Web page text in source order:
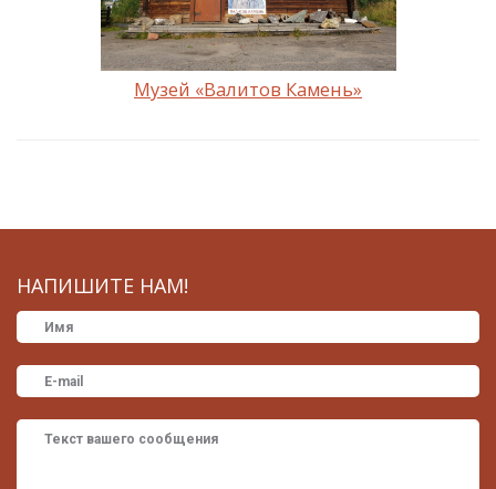
Музей «‎Валитов Камень»
НАПИШИТЕ НАМ!